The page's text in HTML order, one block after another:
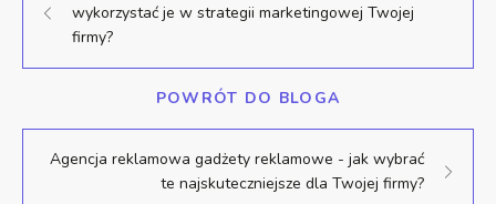
wykorzystać je w strategii marketingowej Twojej
firmy?
POWRÓT DO BLOGA
Agencja reklamowa gadżety reklamowe - jak wybrać
te najskuteczniejsze dla Twojej firmy?